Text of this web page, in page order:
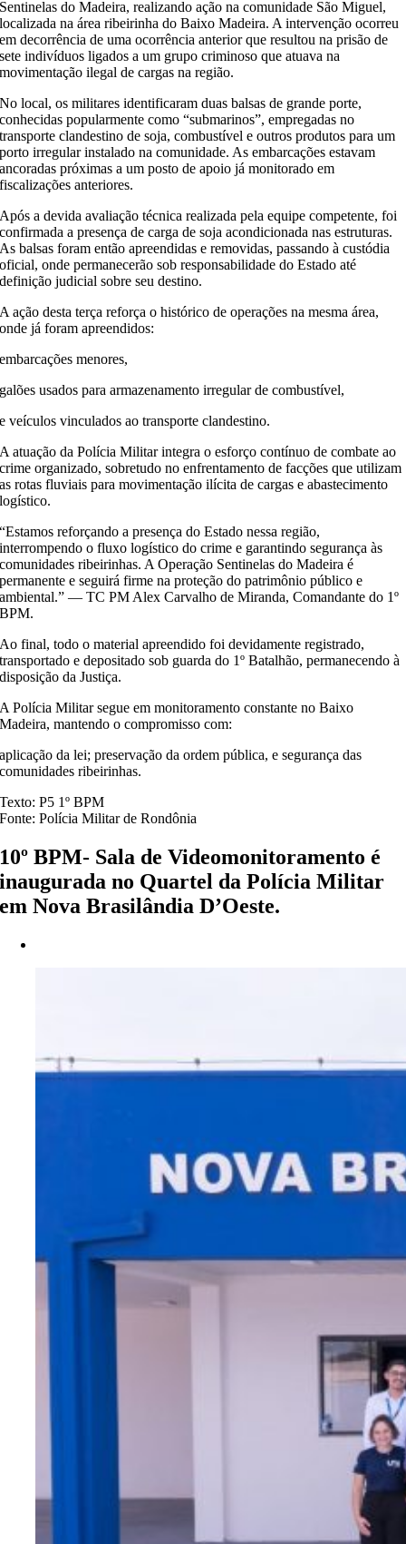
Sentinelas do Madeira, realizando ação na comunidade São Miguel,
localizada na área ribeirinha do Baixo Madeira. A intervenção ocorreu
em decorrência de uma ocorrência anterior que resultou na prisão de
sete indivíduos ligados a um grupo criminoso que atuava na
movimentação ilegal de cargas na região.
No local, os militares identificaram duas balsas de grande porte,
conhecidas popularmente como “submarinos”, empregadas no
transporte clandestino de soja, combustível e outros produtos para um
porto irregular instalado na comunidade. As embarcações estavam
ancoradas próximas a um posto de apoio já monitorado em
fiscalizações anteriores.
Após a devida avaliação técnica realizada pela equipe competente, foi
confirmada a presença de carga de soja acondicionada nas estruturas.
As balsas foram então apreendidas e removidas, passando à custódia
oficial, onde permanecerão sob responsabilidade do Estado até
definição judicial sobre seu destino.
A ação desta terça reforça o histórico de operações na mesma área,
onde já foram apreendidos:
embarcações menores,
galões usados para armazenamento irregular de combustível,
e veículos vinculados ao transporte clandestino.
A atuação da Polícia Militar integra o esforço contínuo de combate ao
crime organizado, sobretudo no enfrentamento de facções que utilizam
as rotas fluviais para movimentação ilícita de cargas e abastecimento
logístico.
“Estamos reforçando a presença do Estado nessa região,
interrompendo o fluxo logístico do crime e garantindo segurança às
comunidades ribeirinhas. A Operação Sentinelas do Madeira é
permanente e seguirá firme na proteção do patrimônio público e
ambiental.” — TC PM Alex Carvalho de Miranda, Comandante do 1º
BPM.
Ao final, todo o material apreendido foi devidamente registrado,
transportado e depositado sob guarda do 1º Batalhão, permanecendo à
disposição da Justiça.
A Polícia Militar segue em monitoramento constante no Baixo
Madeira, mantendo o compromisso com:
aplicação da lei; preservação da ordem pública, e segurança das
comunidades ribeirinhas.
Texto: P5 1º BPM
Fonte: Polícia Militar de Rondônia
10º BPM- Sala de Videomonitoramento é
inaugurada no Quartel da Polícia Militar
em Nova Brasilândia D’Oeste.